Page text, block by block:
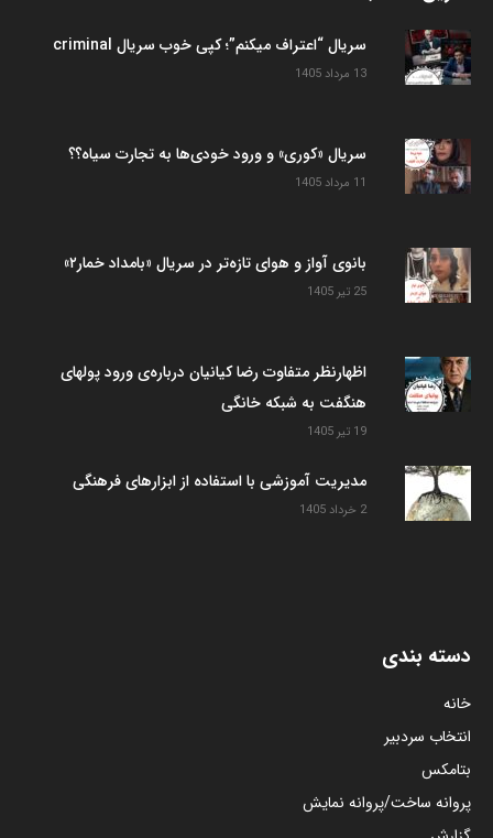
سریال “اعتراف میکنم”؛ کپی خوب سریال criminal
13 مرداد 1405
سریال «کوری» و ورود خودی‌ها به تجارت سیاه؟؟
11 مرداد 1405
بانوی آواز و هوای تازه‌تر در سریال «بامداد خمار۲»
25 تیر 1405
اظهارنظر متفاوت رضا کیانیان درباره‌ی ورود پولهای
هنگفت به شبکه خانگی
19 تیر 1405
مدیریت آموزشی با استفاده از ابزارهای فرهنگی
2 خرداد 1405
دسته بندی
خانه
انتخاب سردبیر
بتامکس
پروانه ساخت/پروانه نمایش